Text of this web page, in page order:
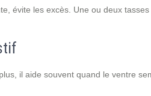
évite les excès. Une ou deux
il aide souvent quand le ventre